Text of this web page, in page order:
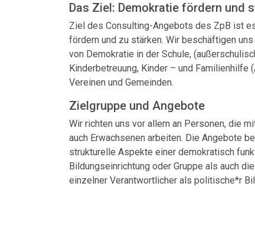
Das Ziel: Demokratie fördern und
Ziel des Consulting-Angebots des ZpB ist
fördern und zu stärken. Wir beschäftigen
von Demokratie in der Schule,
Kinderbetreuung, Kinder – und Familienhilfe
Vereinen und Gemeinden.
Zielgruppe und Angebote
Wir richten uns vor allem an Personen, die
auch Erwachsenen arbeiten. Die Angebote be
strukturelle Aspekte einer demokratisch
Bildungseinrichtung oder Gruppe als auch d
einzelner Verantwortlicher als politische*r